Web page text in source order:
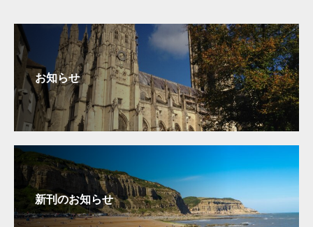
お知らせ
新刊のお知らせ